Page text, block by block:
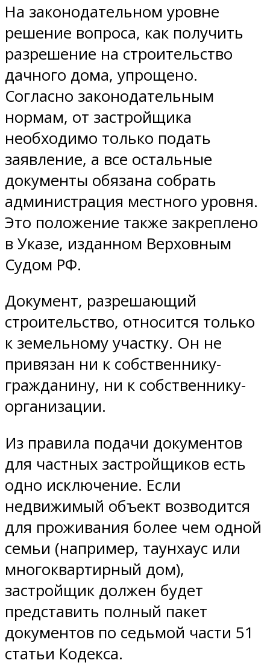
На законодательном уровне
решение вопроса, как получить
разрешение на строительство
дачного дома, упрощено.
Согласно законодательным
нормам, от застройщика
необходимо только подать
заявление, а все остальные
документы обязана собрать
администрация местного уровня.
Это положение также закреплено
в Указе, изданном Верховным
Судом РФ.
Документ, разрешающий
строительство, относится только
к земельному участку. Он не
привязан ни к собственнику-
гражданину, ни к собственнику-
организации.
Из правила подачи документов
для частных застройщиков есть
одно исключение. Если
недвижимый объект возводится
для проживания более чем одной
семьи (например, таунхаус или
многоквартирный дом),
застройщик должен будет
представить полный пакет
документов по седьмой части 51
статьи Кодекса.